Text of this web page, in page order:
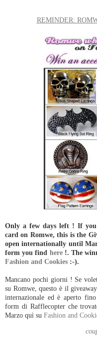
REMINDER:
Only a few days left ! If you
card on Romwe, this is the
open internationally until
form you find here!. The
Fashion and Cookies :-).
Mancano pochi giorni ! Se
su Romwe, questo è il
internazionale ed è aperto
form di Rafflecopter che
Marzo quì su Fashion and